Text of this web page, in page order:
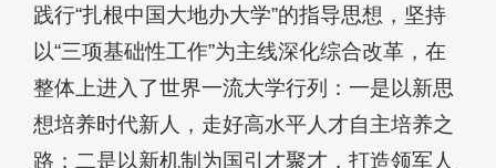
践行“扎根中国大地办大学”的指导思想，坚持
以“三项基础性工作”为主线深化综合改革，在
整体上进入了世界一流大学行列：一是以新思
想培养时代新人，走好高水平人才自主培养之
路；二是以新机制为国引才聚才，打造领军人